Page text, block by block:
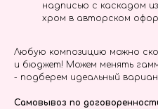
надписью с каскадом
хром в авторском
Любую композицию можно
и бюджет! Можем менять
- подберем идеальный
Самовывоз по